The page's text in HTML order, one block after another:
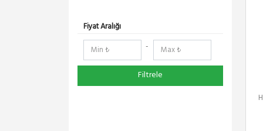
Fiyat Aralığı
-
Filtrele